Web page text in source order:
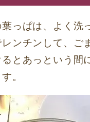
っぱは、よく洗
ンチンして、ご
とあっという間
。